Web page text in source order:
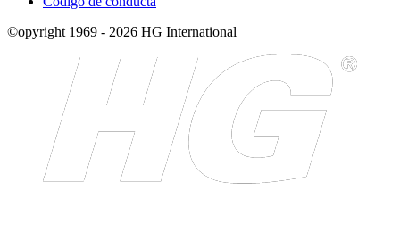
©opyright 1969 - 2026 HG International